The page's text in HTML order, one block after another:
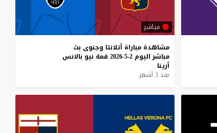
مباشر
مشاهدة مباراة أتلانتا وجنوى بث
مباشر اليوم 2-5-2026 قمة نيو بالانس
أرينا
منذ 3 أشهر